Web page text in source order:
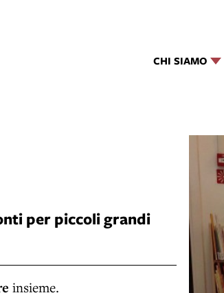
CHI SIAMO
per piccoli grandi
insieme.